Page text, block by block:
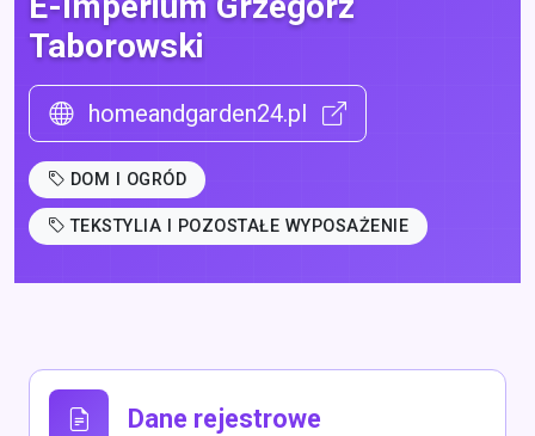
Taborowski
homeandgarden24.pl
DOM I OGRÓD
TEKSTYLIA I POZOSTAŁE WYPOSAŻENIE
Dane rejestrowe